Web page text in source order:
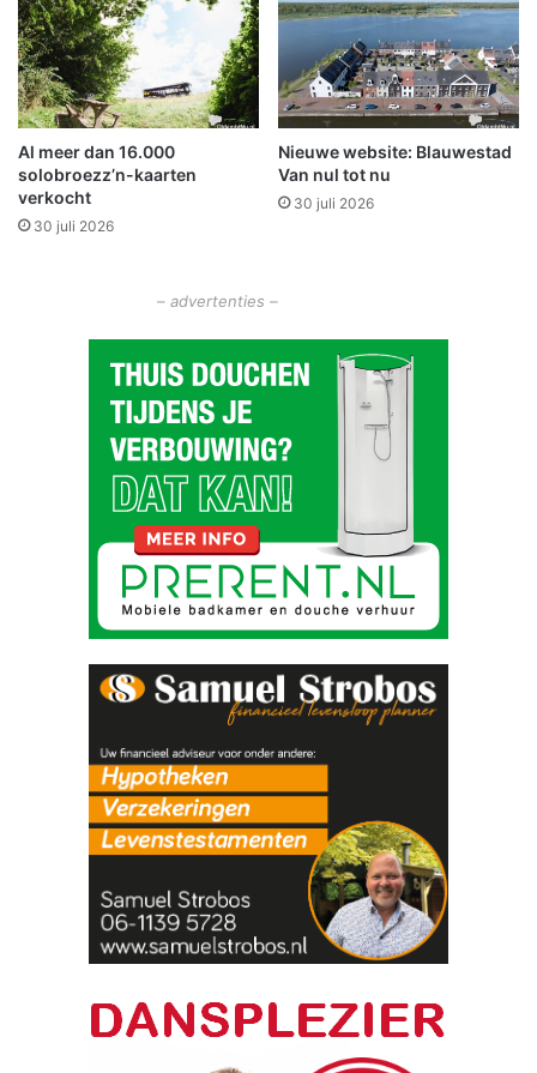
o
o
r
j
o
n
g
e
n
l
u
c
h
t
Al meer dan 16.000
solobroezz’n-kaarten
verkocht
30 juli 2026
Nieuwe website: Blauwestad
Van nul tot nu
30 juli 2026
– advertenties –